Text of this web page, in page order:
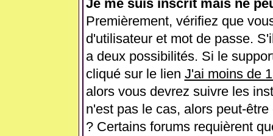
Je me suis inscrit mais ne
Premièrement, vérifiez que
d'utilisateur et mot de passe.
a deux possibilités. Si le
cliqué sur le lien J'ai moins de
alors vous devrez suivre les
n'est pas le cas, alors peut-
? Certains forums requièrent